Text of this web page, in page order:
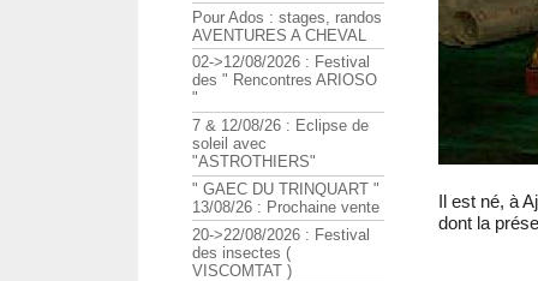
Il est né, à
dont la
Pour Ados : stages, randos
AVENTURES A CHEVAL
02->12/08/2026 : Festival
des " Rencontres ARIOSO
"
7 & 12/08/26 : Eclipse de
soleil avec
"ASTROTHIERS"
" GAEC DU TRINQUART "
13/08/26 : Prochaine vente
20->22/08/2026 : Festival
des insectes (
VISCOMTAT )